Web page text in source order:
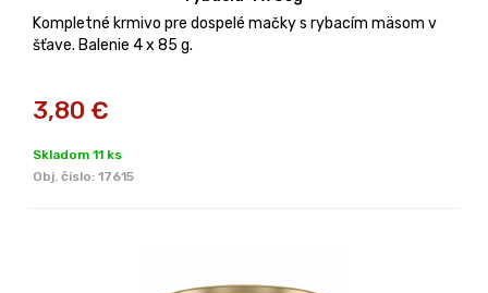
Kompletné krmivo pre dospelé mačky s rybacím mäsom v
šťave. Balenie 4 x 85 g.
3,80 €
Skladom 11 ks
Obj. čislo: 17615